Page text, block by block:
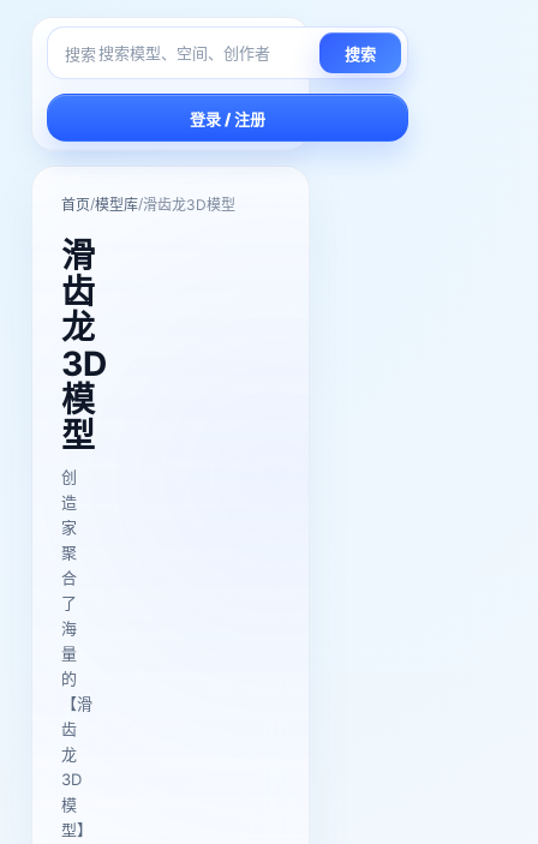
搜索 搜索
登录 / 注册
首页/模型库/滑齿龙3D模型
滑
齿
龙
3D
模
型
创
造
家
聚
合
了
海
量
的
【滑
齿
龙
3D
模
型】